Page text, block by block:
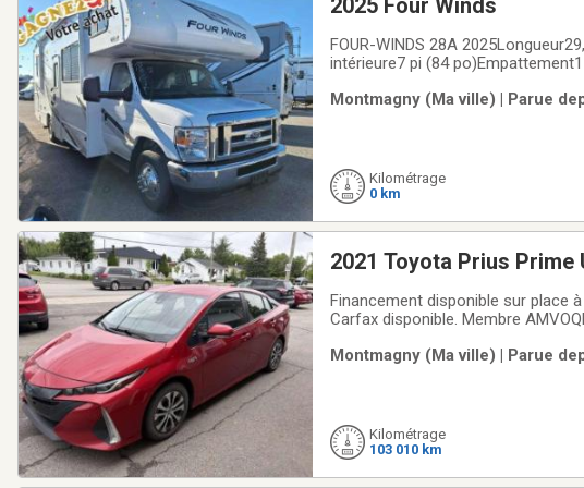
2025 Four Winds
FOUR-WINDS 28A
intérieure7 pi (84
de réservoirs d'eau
Montmagny (Ma ville) | Parue
Kilométrage
0 km
2021 Toyota Prius Prime
Financement disponible sur place
Carfax disponible. Membre
vous offrir un service personnalisé
Montmagny (Ma ville) | Parue
Kilométrage
103 010 km